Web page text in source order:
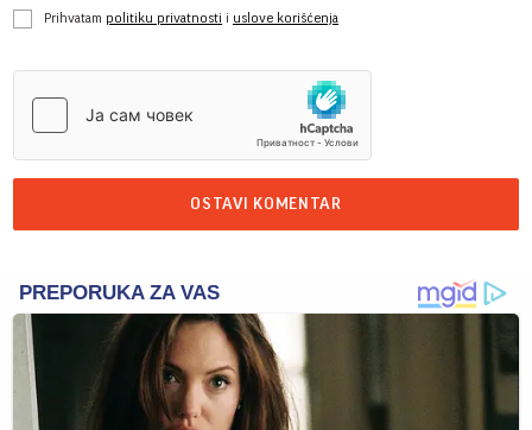
Prihvatam politiku privatnosti i uslove korišćenja
OSTAVI KOMENTAR